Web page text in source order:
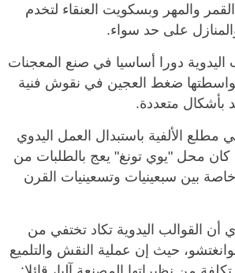
والمهر وبسكويت العنقاء لتخدم
على حد سواء.
اليدوية دورا أساسيا في صنع المعجنات
بواسطتها ضغط العجين في نقوش فنية
بأشكال متعددة.
مطلع الألفية باستبدال العمل اليدوي
كان محل "يوي تونغ" يعج بالطلبات من
بين سبعينيات وتسعينيات القرن
أن القوالب اليدوية تكاد تختفي من
حيث إن عملية النقش والتلميع